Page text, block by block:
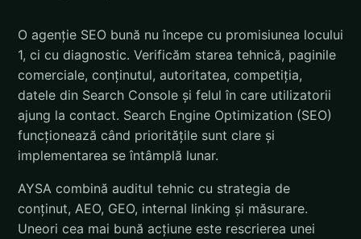
O agenție SEO bună nu începe cu promisiunea locului
1, ci cu diagnostic. Verificăm starea tehnică, paginile
comerciale, conținutul, autoritatea, competiția,
datele din Search Console și felul în care utilizatorii
ajung la contact. Search Engine Optimization (SEO)
funcționează când prioritățile sunt clare și
implementarea se întâmplă lunar.
AYSA combină auditul tehnic cu strategia de
conținut, AEO, GEO, internal linking și măsurare.
Uneori cea mai bună acțiune este rescrierea unei